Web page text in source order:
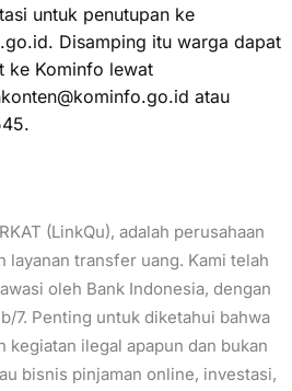
untuk penutupan ke
. Disamping itu warga dapat
ke Kominfo lewat
atau
(LinkQu), adalah perusahaan
layanan transfer uang. Kami telah
oleh Bank Indonesia, dengan
7. Penting untuk diketahui bahwa
kegiatan ilegal apapun dan bukan
bisnis pinjaman online, investasi,